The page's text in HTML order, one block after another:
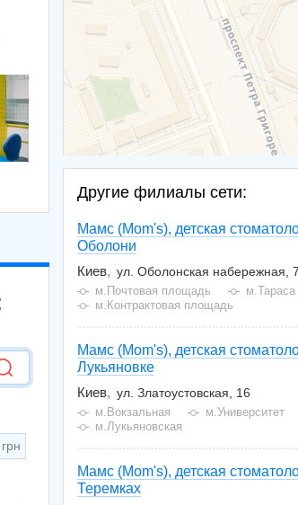
Другие филиалы сети:
Мамс (Mom's), детская
Оболони
Киев
ул. Оболонская набережная,
м.Почтовая площадь
м.Контрактовая площадь
Мамс (Mom's), детская
Лукьяновке
Киев
ул. Златоустовская, 16
м.Вокзальная
м.Университет
м.Лукьяновская
Мамс (Mom's), детская
Теремках